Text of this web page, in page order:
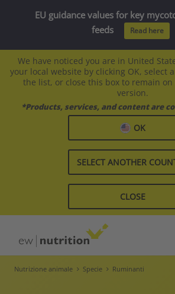
We have noticed you are in United
your local website by clicking OK, select
the list, or close this box to remain
version.
*Products, services, and content are
OK
SELECT ANOTHER
CLOSE
Nutrizione animale Specie Ruminanti
EU guidance values for key
feeds
Read here